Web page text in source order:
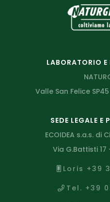
LABORATORIO
Valle San Felice
SEDE LEGALE E
ECOIDEA s.a.s. di
Via G.Battisti 17
Loris +39
Tel. +39